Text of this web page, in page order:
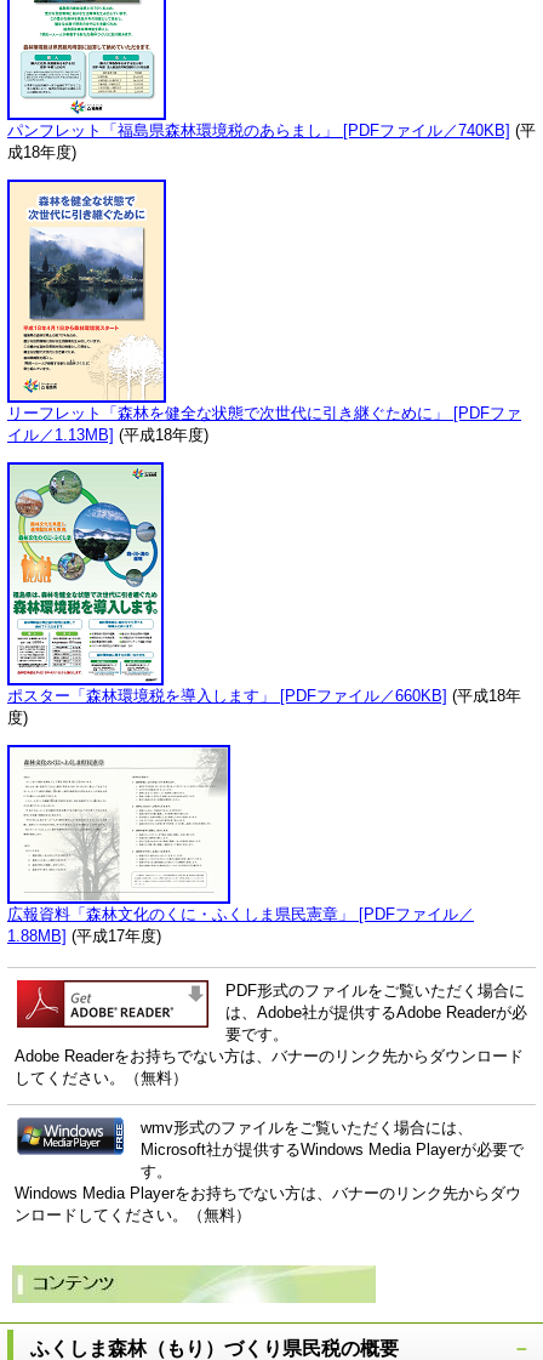
パンフレット「福島県森林環境税のあらまし」 [PDFファイル／740KB] (平
成18年度)
リーフレット「森林を健全な状態で次世代に引き継ぐために」 [PDFファ
イル／1.13MB] (平成18年度)
ポスター「森林環境税を導入します」 [PDFファイル／660KB] (平成18年
度)
広報資料「森林文化のくに・ふくしま県民憲章」 [PDFファイル／
1.88MB] (平成17年度)
PDF形式のファイルをご覧いただく場合に
は、Adobe社が提供するAdobe Readerが必
要です。
Adobe Readerをお持ちでない方は、バナーのリンク先からダウンロード
してください。（無料）
wmv形式のファイルをご覧いただく場合には、
Microsoft社が提供するWindows Media Playerが必要で
す。
Windows Media Playerをお持ちでない方は、バナーのリンク先からダウ
ンロードしてください。（無料）
ふくしま森林（もり）づくり県民税の概要